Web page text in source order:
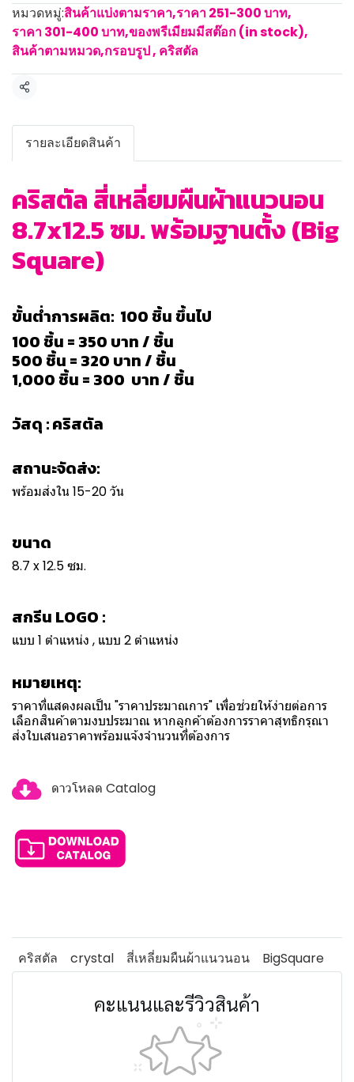
หมวดหมู่:สินค้าแบ่งตามราคา,ราคา 251-300 บาท,
ราคา 301-400 บาท,ของพรีเมียมมีสต๊อก (in stock),
สินค้าตามหมวด,กรอบรูป , คริสตัล
แชร์
รายละเอียดสินค้า
คริสตัล สี่เหลี่ยมผืนผ้าแนวนอน
8.7x12.5 ซม. พร้อมฐานตั้ง (Big
Square)
ขั้นต่ำการผลิต: 100 ชิ้น ขึ้นไป
100 ชิ้น = 350 บาท / ชิ้น
500 ชิ้น = 320 บาท / ชิ้น
1,000 ชิ้น = 300 บาท / ชิ้น
วัสดุ : คริสตัล
สถานะจัดส่ง:
พร้อมส่งใน 15-20 วัน
ขนาด
8.7 x 12.5 ซม.
สกรีน LOGO :
แบบ 1 ตำแหน่ง , แบบ 2 ตำแหน่ง
หมายเหตุ:
ราคาที่แสดงผลเป็น "ราคาประมาณการ" เพื่อช่วยให้ง่ายต่อการ
เลือกสินค้าตามงบประมาณ หากลูกค้าต้องการราคาสุทธิกรุณา
ส่งใบเสนอราคาพร้อมแจ้งจำนวนที่ต้องการ
ดาวโหลด Catalog
คริสตัล crystal สี่เหลี่ยมผืนผ้าแนวนอน BigSquare
คะแนนและรีวิวสินค้า